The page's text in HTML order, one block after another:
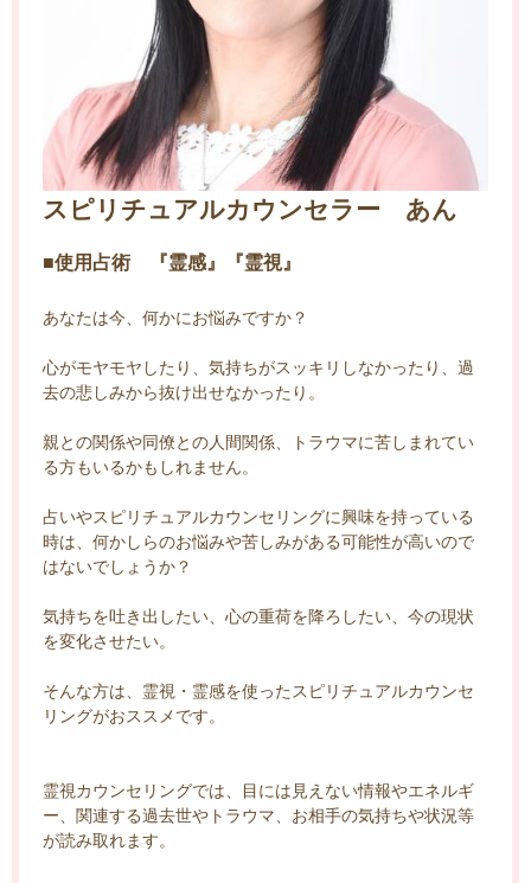
スピリチュアルカウンセラー あん
■使用占術 『霊感』『霊視』
あなたは今、何かにお悩みですか？
心がモヤモヤしたり、気持ちがスッキリしなかったり、過
去の悲しみから抜け出せなかったり。
親との関係や同僚との人間関係、トラウマに苦しまれてい
る方もいるかもしれません。
占いやスピリチュアルカウンセリングに興味を持っている
時は、何かしらのお悩みや苦しみがある可能性が高いので
はないでしょうか？
気持ちを吐き出したい、心の重荷を降ろしたい、今の現状
を変化させたい。
そんな方は、霊視・霊感を使ったスピリチュアルカウンセ
リングがおススメです。
霊視カウンセリングでは、目には見えない情報やエネルギ
ー、関連する過去世やトラウマ、お相手の気持ちや状況等
が読み取れます。